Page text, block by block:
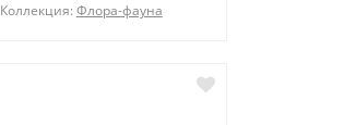
Коллекция: Флора-фауна